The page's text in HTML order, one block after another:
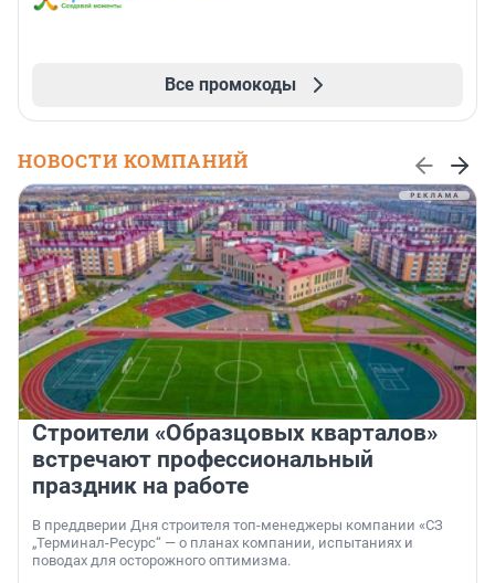
Все промокоды
НОВОСТИ КОМПАНИЙ
Строители «Образцовых кварталов»
встречают профессиональный
праздник на работе
В преддверии Дня строителя топ-менеджеры компании «СЗ
„Терминал-Ресурс“ — о планах компании, испытаниях и
поводах для осторожного оптимизма.